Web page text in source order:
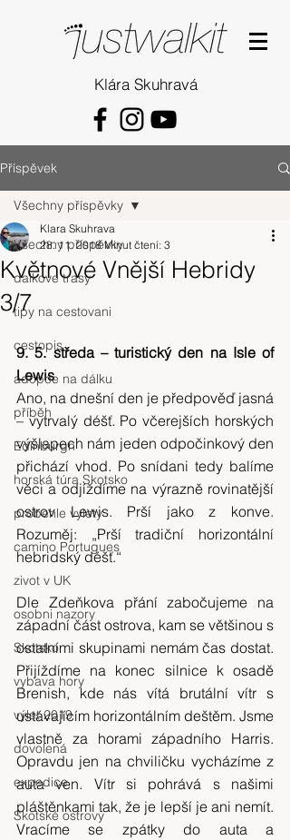
Klára Skuhravá
Příspěvek
Všechny příspěvky
dalkove trasy
tipy na cestovani
cestopis
adopce na dálku
příběh
Edinburgh
horská túra Skotsko
probehle vylety
camino Portugues
zivot v UK
osobni nazory
Skotsko
vybava hory
výlet 2019
dovolená
expedice
Skotské ostrovy
Všechny příspěvky
Květnové Vnější Hebridy
3/7
Klara Skuhrava
28. 11. 2018 Minut čtení: 3
9. 5. středa – turistický den na Isle of
Lewis
Ano, na dnešní den je předpověď jasná
– vytrvalý déšť. Po včerejších horských
výšlapech nám jeden odpočinkový den
přichází vhod. Po snídani tedy balíme
věci a odjíždíme na výrazně rovinatější
ostrov Lewis. Prší jako z konve.
Rozuměj: „Prší tradiční horizontální
hebridský déšť.“
Dle Zdeňkova přání zabočujeme na
západní část ostrova, kam se většinou s
ostatními skupinami nemám čas dostat.
Přijíždíme na konec silnice k osadě
Brenish, kde nás vítá brutální vítr s
ustávajícím horizontálním deštěm. Jsme
vlastně za horami západního Harris.
Opravdu jen na chviličku vycházíme z
auta ven. Vítr si pohrává s našimi
pláštěnkami tak, že je lepší je ani nemít.
Vracíme se zpátky do auta a